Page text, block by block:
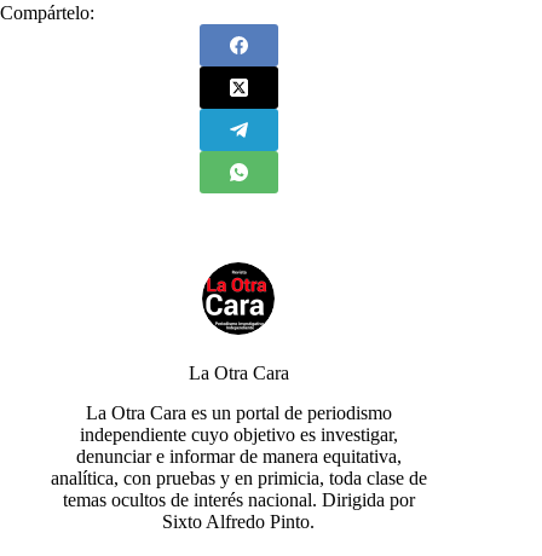
Compártelo:
La Otra Cara
La Otra Cara es un portal de periodismo
independiente cuyo objetivo es investigar,
denunciar e informar de manera equitativa,
analítica, con pruebas y en primicia, toda clase de
temas ocultos de interés nacional. Dirigida por
Sixto Alfredo Pinto.